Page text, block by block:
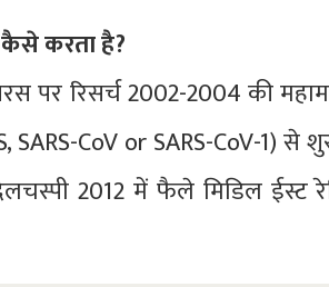
कैसे करता है?
पर रिसर्च 2002-2004 की
SARS-CoV or SARS-CoV-1)
2012 में फैले मिडिल ईस्ट